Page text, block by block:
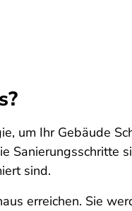
um Ihr Gebäude
Sanierungsschritte
sind.
erreichen. Sie